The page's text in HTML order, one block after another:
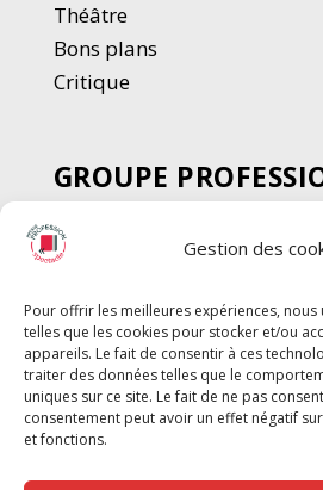
Gestion des
Pour offrir les meilleures expériences,
telles que les cookies pour stocker et/ou
appareils. Le fait de consentir à ces
traiter des données telles que le
uniques sur ce site. Le fait de ne pas
consentement peut avoir un effet négatif
et fonctions.
Théâtre
Bons plans
Critique
GROUPE
SPECTACLE
Chèque Intermittents
Chèque Compta
Chèque Emploi Spectacle
G-Pods
Profession Audio-visuel